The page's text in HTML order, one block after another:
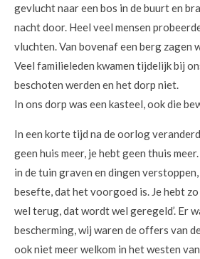
gevlucht naar een bos in de buurt en
nacht door. Heel veel mensen
vluchten. Van bovenaf een berg zagen
Veel familieleden kwamen tijdelijk bij
beschoten werden en het dorp niet.
In ons dorp was een kasteel, ook die
In een korte tijd na de oorlog
geen huis meer, je hebt geen thuis
in de tuin graven en dingen
besefte, dat het voorgoed is. Je hebt zo
wel terug, dat wordt wel geregeld’. Er
bescherming, wij waren de offers van
ook niet meer welkom in het westen